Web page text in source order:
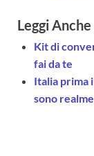
Leggi Anche
Kit di
fai da te
Italia prima
sono